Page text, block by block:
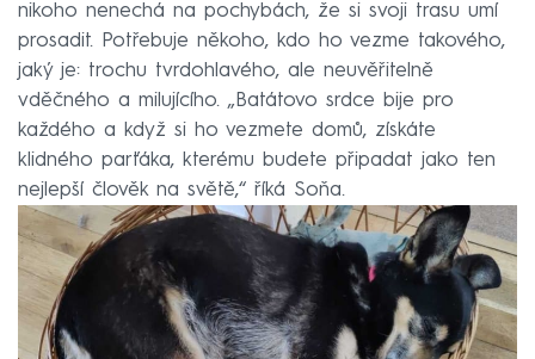
nikoho nenechá na pochybách, že si svoji trasu umí
prosadit. Potřebuje někoho, kdo ho vezme takového,
jaký je: trochu tvrdohlavého, ale neuvěřitelně
vděčného a milujícího. „Batátovo srdce bije pro
každého a když si ho vezmete domů, získáte
klidného parťáka, kterému budete připadat jako ten
nejlepší člověk na světě,“ říká Soňa.